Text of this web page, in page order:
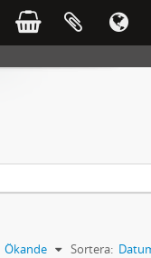
Sortera:
Ökande